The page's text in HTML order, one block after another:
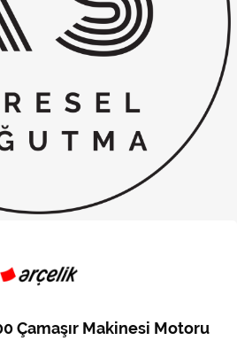
Ocak ve Aspiratör
Çamaşır Makinesi Motoru